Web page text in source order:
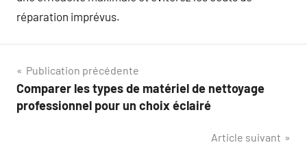
réparation imprévus.
Navigation
de
Publication précédente
Comparer les types de matériel de nettoyage
professionnel pour un choix éclairé
Article suivant